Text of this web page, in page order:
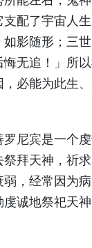
配了宇宙人
影随形；三
无追！」所
必能为此生
尼宾是一个
拜天神，祈
，经常因为
诚地祭祀天